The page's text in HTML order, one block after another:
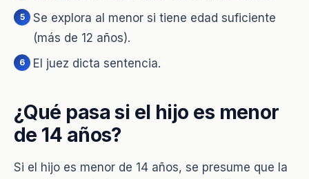
Se explora al menor si tiene edad suficiente
(más de 12 años).
El juez dicta sentencia.
¿Qué pasa si el hijo es menor
de 14 años?
Si el hijo es menor de 14 años, se presume que la